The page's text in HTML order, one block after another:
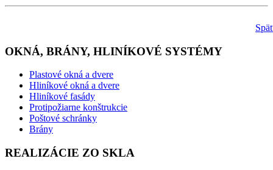
OKNÁ, BRÁNY, HLINÍKOVÉ SYSTÉMY
Plastové okná a dvere
Hliníkové okná a dvere
Hliníkové fasády
Protipožiarne konštrukcie
Poštové schránky
Brány
REALIZÁCIE ZO SKLA